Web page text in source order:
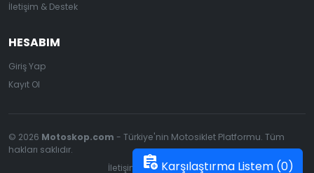
assignment_add Karşılaştırma Listem (0)
İletişim & Destek
HESABIM
Giriş Yap
Kayıt Ol
© 2026 Motoskop.com - Türkiye'nin Motosiklet Platformu. Tüm
hakları saklıdır.
İletişim
Gizlilik Politikası